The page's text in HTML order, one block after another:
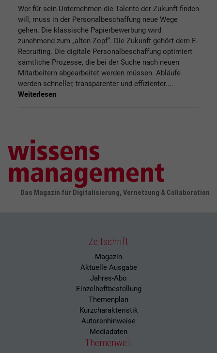
Wer für sein Unternehmen die Talente der Zukunft finden
will, muss in der Personalbeschaffung neue Wege
gehen. Die klassische Papierbewerbung wird
zunehmend zum „alten Zopf“. Die Zukunft gehört dem E-
Recruiting. Die digitale Personalbeschaffung optimiert
sämtliche Prozesse, die bei der Suche nach neuen
Mitarbeitern abgearbeitet werden müssen. Abläufe
werden schneller, transparenter und effizienter....
Weiterlesen
Das Magazin für Digitalisierung, Vernetzung & Collaboration
Zeitschrift
Magazin
Aktuelle Ausgabe
Jahres-Abo
Einzelheftbestellung
Themenplan
Kurzcharakteristik
Autorenhinweise
Mediadaten
Themenwelt